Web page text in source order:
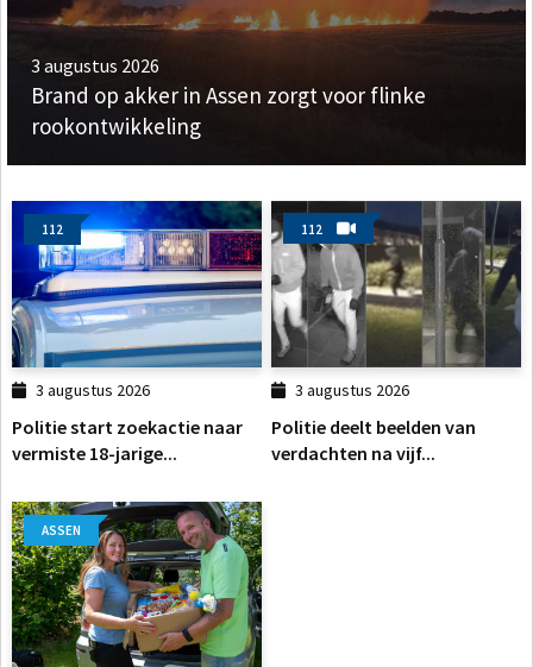
3 augustus 2026
Brand op akker in Assen zorgt voor flinke
rookontwikkeling
112
3 augustus 2026
Politie start zoekactie naar
vermiste 18-jarige...
112
3 augustus 2026
Politie deelt beelden van
verdachten na vijf...
ASSEN